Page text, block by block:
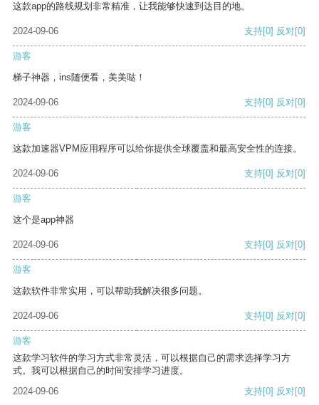
这款app的路线规划非常精准，让我能够快速到达目的地。
2024-09-06 支持[0] 反对[0]
游客
梯子神器，ins随便看，美美哒！
2024-09-06 支持[0] 反对[0]
游客
这款加速器VPM应用程序可以给你提供全球覆盖和最高安全性的连接。
2024-09-06 支持[0] 反对[0]
游客
这个是app神器
2024-09-06 支持[0] 反对[0]
游客
这款软件非常实用，可以帮助我解决很多问题。
2024-09-06 支持[0] 反对[0]
游客
这款学习软件的学习方式非常灵活，可以根据自己的需求选择学习方
式。我可以根据自己的时间安排学习进度。
2024-09-06
支持[0] 反对[0]